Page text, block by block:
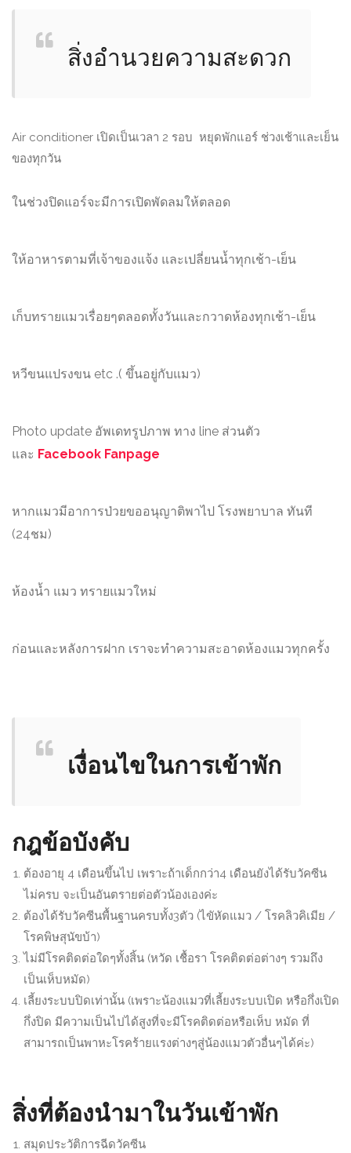
สิ่งอำนวยความสะดวก
Air conditioner เปิดเป็นเวลา 2 รอบ หยุดพักแอร์ ช่วงเช้าและเย็น
ของทุกวัน
ในช่วงปิดแอร์จะมีการเปิดพัดลมให้ตลอด
ให้อาหารตามที่เจ้าของแจ้ง และเปลี่ยนน้ำทุกเช้า-เย็น
เก็บทรายแมวเรื่อยๆตลอดทั้งวันและกวาดห้องทุกเช้า-เย็น
หวีขนแปรงขน etc .( ขึ้นอยู่กับแมว)
Photo update อัพเดทรูปภาพ ทาง line ส่วนตัว
และ Facebook Fanpage
หากแมวมีอาการป่วยขออนุญาติพาไป โรงพยาบาล ทันที
(24ชม)
ห้องน้ำ แมว ทรายแมวใหม่
ก่อนและหลังการฝาก เราจะทำความสะอาดห้องแมวทุกครั้ง
เงื่อนไขในการเข้าพัก
กฎข้อบังคับ
ต้องอายุ 4 เดือนขึ้นไป เพราะถ้าเด็กกว่า4 เดือนยังได้รับวัคซีน
ไม่ครบ จะเป็นอันตรายต่อตัวน้องเองค่ะ
ต้องได้รับวัคซีนพื้นฐานครบทั้ง3ตัว (ไขัหัดแมว / โรคลิวคิเมีย /
โรคพิษสุนัขบ้า)
ไม่มีโรคติดต่อใดๆทั้งสิ้น (หวัด เชื้อรา โรคติดต่อต่างๆ รวมถึง
เป็นเห็บหมัด)
เลี้ยงระบบปิดเท่านั้น (เพราะน้องแมวที่เลี้ยงระบบเปิด หรือกึ่งเปิด
กึ่งปิด มีความเป็นไปได้สูงที่จะมีโรคติดต่อหรือเห็บ หมัด ที่
สามารถเป็นพาหะโรคร้ายแรงต่างๆสู่น้องแมวตัวอื่นๆได้ค่ะ)
สิ่งที่ต้องนำมาในวันเข้าพัก
สมุดประวัติการฉีดวัคซีน